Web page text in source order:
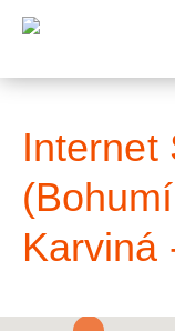
Internet
Karviná
: Mapa pokrytí město